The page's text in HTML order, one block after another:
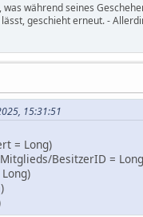
während seines
geschieht erneut. -
15:31:51
= Long)
BesitzerID =